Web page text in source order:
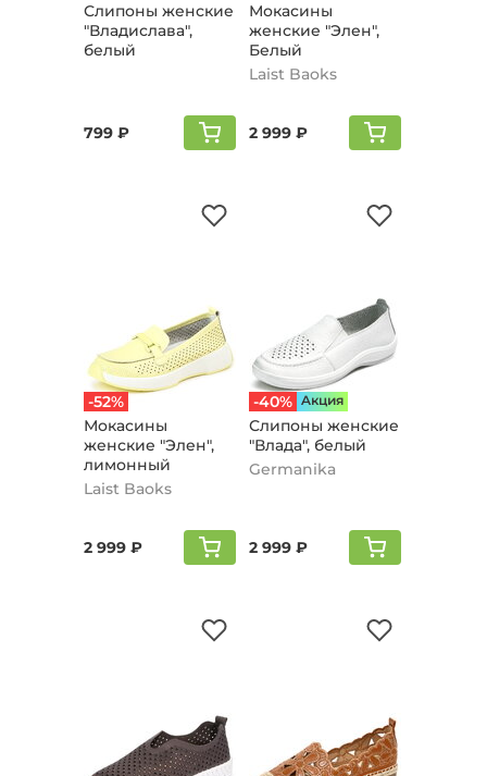
Слипоны женские
"Владислава",
белый
799 ₽
Мокасины
женские "Элен",
Белый
Laist Baoks
2 999 ₽
-52%
Мокасины
женские "Элен",
лимонный
Laist Baoks
2 999 ₽
-40% Aкция
Слипоны женские
"Влада", белый
Germanika
2 999 ₽